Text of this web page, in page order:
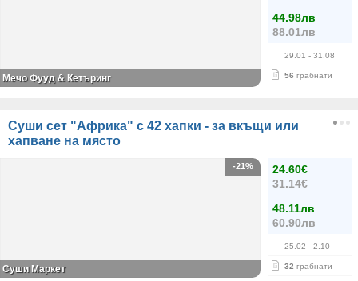
44.98лв
88.01лв
29.01 - 31.08
56 грабнати
Мечо Фууд & Кетъринг
Суши сет "Африка" с 42 хапки - за вкъщи или
хапване на място
24.60€
31.14€
48.11лв
60.90лв
25.02 - 2.10
32 грабнати
-21%
Суши Маркет